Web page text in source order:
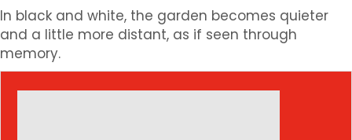
In black and white, the garden becomes quieter
and a little more distant, as if seen through
memory.